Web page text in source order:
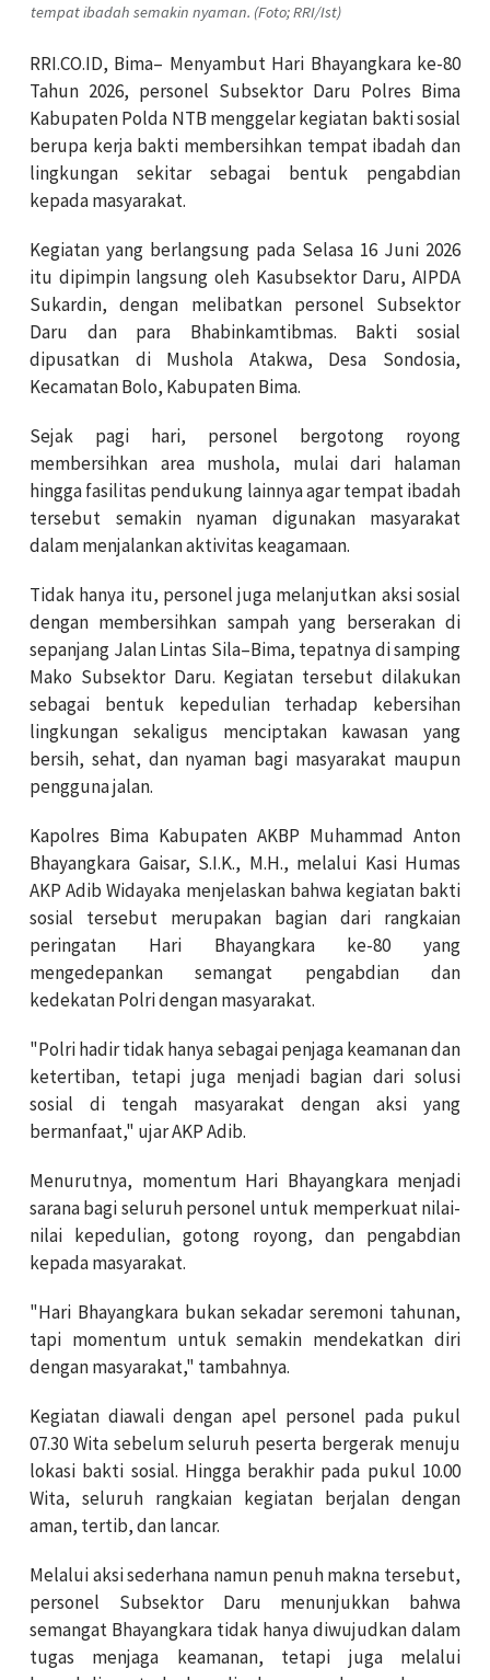
tempat ibadah semakin nyaman. (Foto; RRI/Ist)
RRI.CO.ID, Bima– Menyambut Hari Bhayangkara ke-80
Tahun 2026, personel Subsektor Daru Polres Bima
Kabupaten Polda NTB menggelar kegiatan bakti sosial
berupa kerja bakti membersihkan tempat ibadah dan
lingkungan sekitar sebagai bentuk pengabdian
kepada masyarakat.
Kegiatan yang berlangsung pada Selasa 16 Juni 2026
itu dipimpin langsung oleh Kasubsektor Daru, AIPDA
Sukardin, dengan melibatkan personel Subsektor
Daru dan para Bhabinkamtibmas. Bakti sosial
dipusatkan di Mushola Atakwa, Desa Sondosia,
Kecamatan Bolo, Kabupaten Bima.
Sejak pagi hari, personel bergotong royong
membersihkan area mushola, mulai dari halaman
hingga fasilitas pendukung lainnya agar tempat ibadah
tersebut semakin nyaman digunakan masyarakat
dalam menjalankan aktivitas keagamaan.
Tidak hanya itu, personel juga melanjutkan aksi sosial
dengan membersihkan sampah yang berserakan di
sepanjang Jalan Lintas Sila–Bima, tepatnya di samping
Mako Subsektor Daru. Kegiatan tersebut dilakukan
sebagai bentuk kepedulian terhadap kebersihan
lingkungan sekaligus menciptakan kawasan yang
bersih, sehat, dan nyaman bagi masyarakat maupun
pengguna jalan.
Kapolres Bima Kabupaten AKBP Muhammad Anton
Bhayangkara Gaisar, S.I.K., M.H., melalui Kasi Humas
AKP Adib Widayaka menjelaskan bahwa kegiatan bakti
sosial tersebut merupakan bagian dari rangkaian
peringatan Hari Bhayangkara ke-80 yang
mengedepankan semangat pengabdian dan
kedekatan Polri dengan masyarakat.
"Polri hadir tidak hanya sebagai penjaga keamanan dan
ketertiban, tetapi juga menjadi bagian dari solusi
sosial di tengah masyarakat dengan aksi yang
bermanfaat," ujar AKP Adib.
Menurutnya, momentum Hari Bhayangkara menjadi
sarana bagi seluruh personel untuk memperkuat nilai-
nilai kepedulian, gotong royong, dan pengabdian
kepada masyarakat.
"Hari Bhayangkara bukan sekadar seremoni tahunan,
tapi momentum untuk semakin mendekatkan diri
dengan masyarakat," tambahnya.
Kegiatan diawali dengan apel personel pada pukul
07.30 Wita sebelum seluruh peserta bergerak menuju
lokasi bakti sosial. Hingga berakhir pada pukul 10.00
Wita, seluruh rangkaian kegiatan berjalan dengan
aman, tertib, dan lancar.
Melalui aksi sederhana namun penuh makna tersebut,
personel Subsektor Daru menunjukkan bahwa
semangat Bhayangkara tidak hanya diwujudkan dalam
tugas menjaga keamanan, tetapi juga melalui